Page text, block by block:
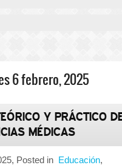
de almas no entenderá
6 febrero, 2025
Y PRÁCTICO
MÉDICAS
, Posted in Educación,